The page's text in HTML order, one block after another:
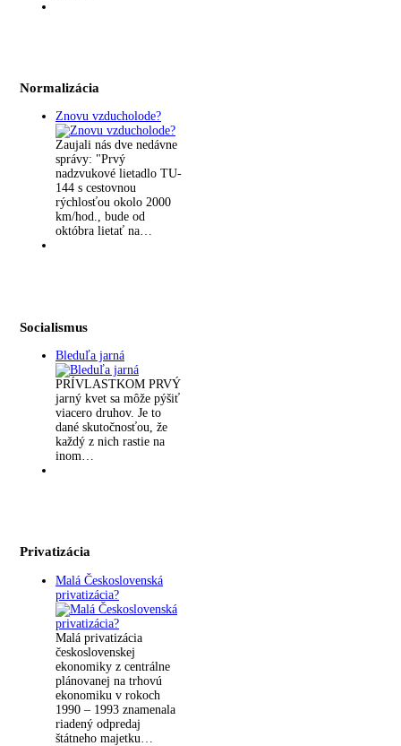
Normalizácia
Znovu vzducholode?
Zaujali nás dve nedávne
správy: "Prvý
nadzvukové lietadlo TU-
144 s cestovnou
rýchlosťou okolo 2000
km/hod., bude od
októbra lietať na…
Socialismus
Bleduľa jarná
PRÍVLASTKOM PRVÝ
jarný kvet sa môže pýšiť
viacero druhov. Je to
dané skutočnosťou, že
každý z nich rastie na
inom…
Privatizácia
Malá Československá
privatizácia?
Malá privatizácia
československej
ekonomiky z centrálne
plánovanej na trhovú
ekonomiku v rokoch
1990 – 1993 znamenala
riadený odpredaj
štátneho majetku…